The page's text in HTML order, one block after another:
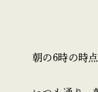
朝の6時の時